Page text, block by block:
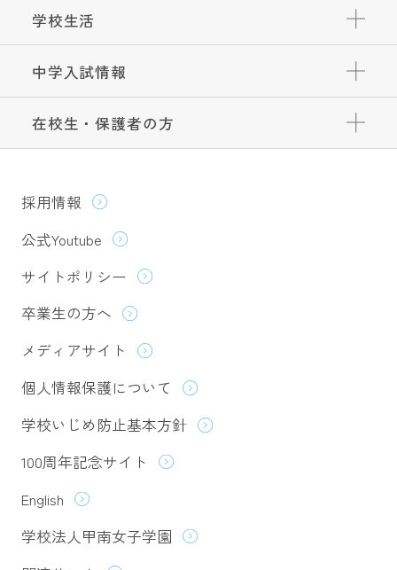
学校生活
中学入試情報
在校生・保護者の方
採用情報
公式Youtube
サイトポリシー
卒業生の方へ
メディアサイト
個人情報保護について
学校いじめ防止基本方針
100周年記念サイト
English
学校法人甲南女子学園